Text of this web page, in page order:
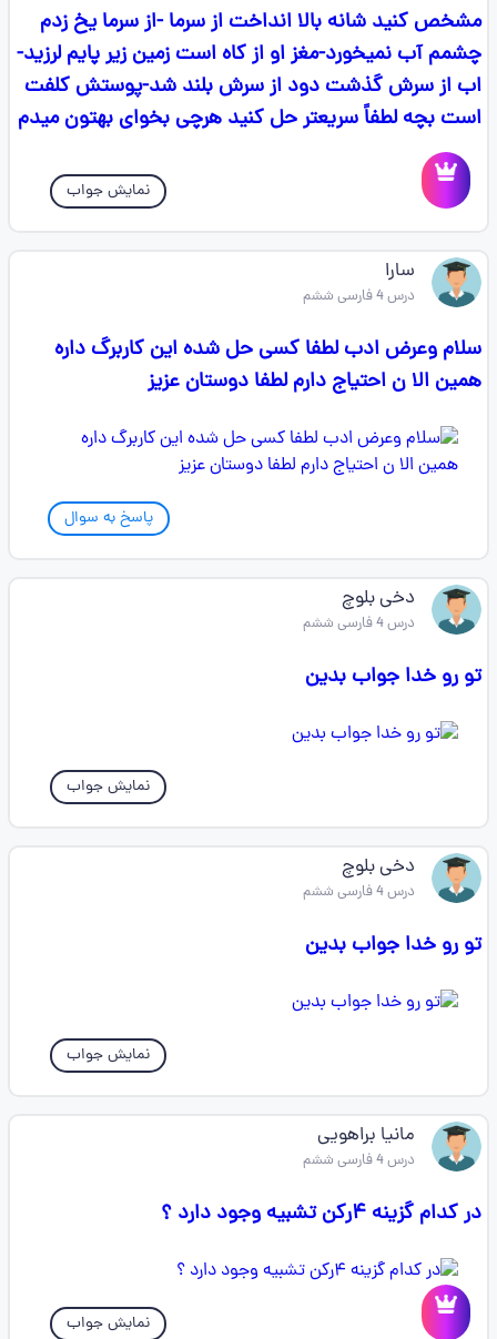
مشخص کنید شانه بالا انداخت از سرما -از سرما یخ زدم
چشمم آب نمیخورد-مغز او از کاه است زمین زیر پایم لرزید-
اب از سرش گذشت دود از سرش بلند شد-پوستش کلفت
است بچه لطفاً سریعتر حل کنید هرچی بخوای بهتون میدم
نمایش جواب
سارا
درس 4 فارسی ششم
سلام وعرض ادب لطفا کسی حل شده این کاربرگ داره
همین الا ن احتیاج دارم‌ لطفا دوستان عزیز
پاسخ به سوال
دخی بلوچ
درس 4 فارسی ششم
تو رو خدا جواب بدین
نمایش جواب
دخی بلوچ
درس 4 فارسی ششم
تو رو خدا جواب بدین
نمایش جواب
مانیا براهویی
درس 4 فارسی ششم
در کدام گزینه ۴رکن تشبیه وجود دارد ؟
نمایش جواب